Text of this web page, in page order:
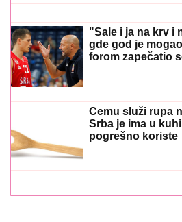
"Sale i ja na krv i
gde god je
forom zapečatio
Čemu služi rupa
Srba je ima u
pogrešno koriste